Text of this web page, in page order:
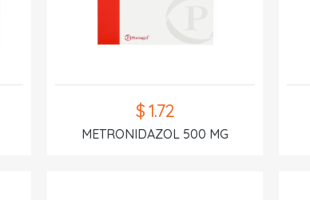
$ 1.72
METRONIDAZOL 500 MG